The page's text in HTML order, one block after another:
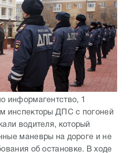
информагентство, 1
инспекторы ДПС с погоней
водителя, который
маневры на дороге и не
об остановке. В ходе